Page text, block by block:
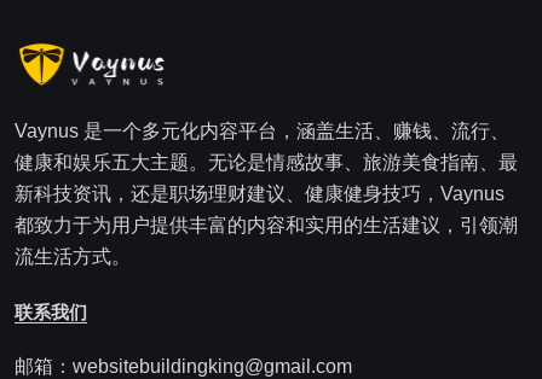
Vaynus 是一个多元化内容平台，涵盖生活、赚钱、流行、
健康和娱乐五大主题。无论是情感故事、旅游美食指南、最
新科技资讯，还是职场理财建议、健康健身技巧，Vaynus
都致力于为用户提供丰富的内容和实用的生活建议，引领潮
流生活方式。
联系我们
邮箱：websitebuildingking@gmail.com